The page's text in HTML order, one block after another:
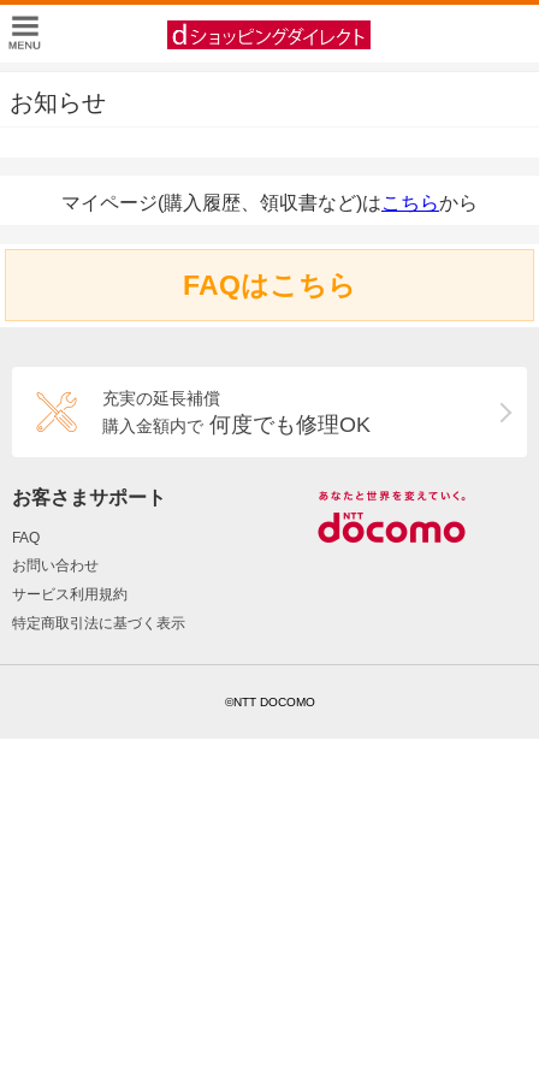
お知らせ
マイページ(購入履歴、領収書など)はこちらから
FAQはこちら
充実の延長補償
購入金額内で 何度でも修理OK
お客さまサポート
FAQ
お問い合わせ
サービス利用規約
特定商取引法に基づく表示
©NTT DOCOMO